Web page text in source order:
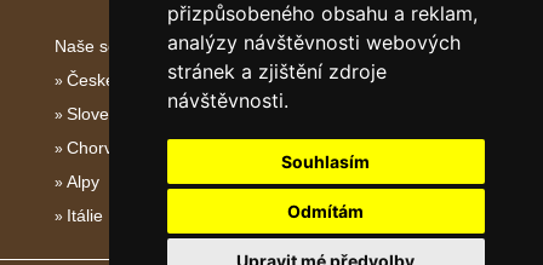
přizpůsobeného obsahu a reklam,
analýzy návštěvnosti webových
stránek a zjištění zdroje
návštěvnosti.
Souhlasím
Odmítám
Upravit mé předvolby
Naše servery:
České hory
Slovenské hory
Chorvatsko
Alpy
Itálie